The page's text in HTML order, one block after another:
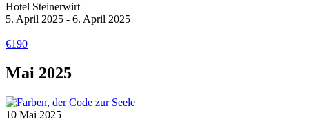
Hotel Steinerwirt
5. April 2025 - 6. April 2025
€190
Mai 2025
10 Mai 2025